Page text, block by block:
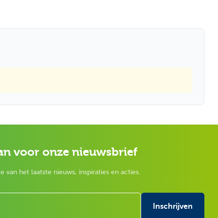
voor onze nieuwsbrief
van het laatste nieuws, inspiraties en acties.
Inschrijven